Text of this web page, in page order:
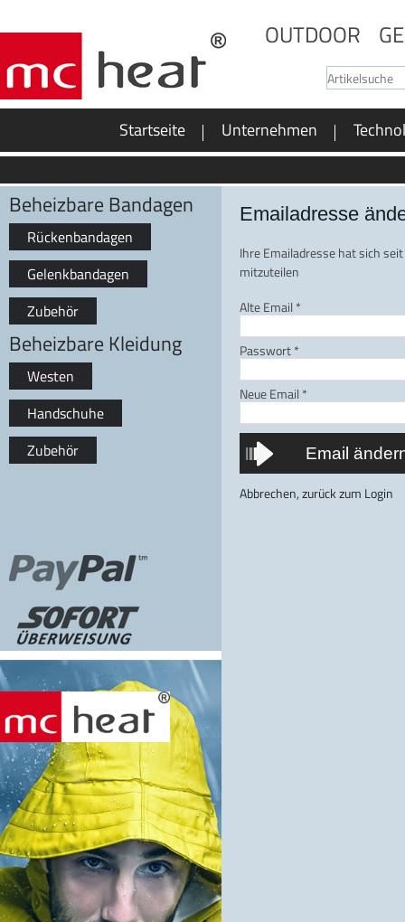
OUTDOOR
Startseite Unternehmen
Emailadresse
Ihre Emailadresse hat sich
mitzuteilen
Alte Email*
Passwort*
Neue Email*
Abbrechen, zurück zum Login
Beheizbare Bandagen
Rückenbandagen
Gelenkbandagen
Zubehör
Beheizbare Kleidung
Westen
Handschuhe
Zubehör